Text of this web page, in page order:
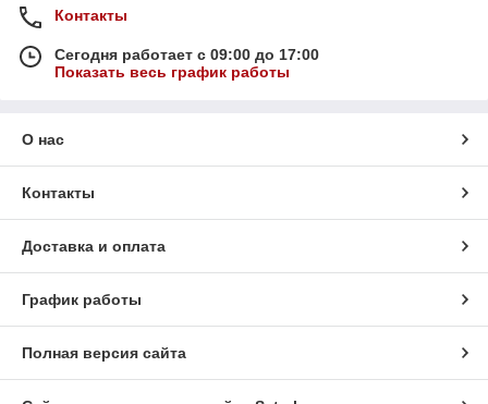
Контакты
Сегодня работает с 09:00 до 17:00
Показать весь график работы
О нас
Контакты
Доставка и оплата
График работы
Полная версия сайта